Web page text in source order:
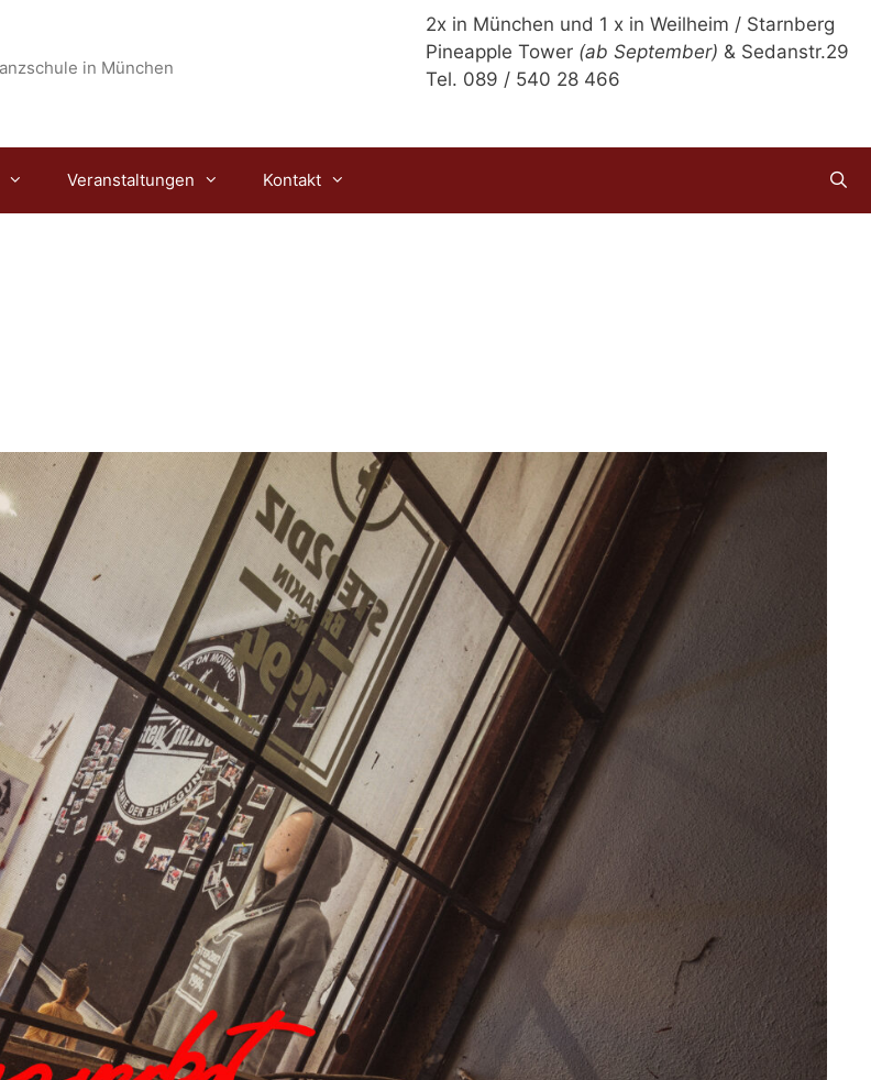
2x in München und 1 x in Weilheim / Starnberg
Pineapple Tower (ab September) & Sedanstr.29
Tel. 089 / 540 28 466
in München
Veranstaltungen Kontakt